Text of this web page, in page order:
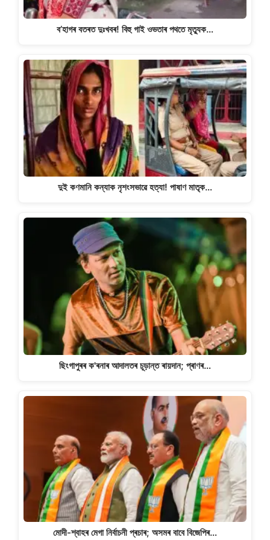
ব’হাগৰ বতৰত দুঃখবৰ! বিহু গাই ওভতাৰ পথতে মৃত্যুক…
দুই কণমানি কন্যাক নৃশংসভাৱে হত্যা! পাষাণ মাতৃক…
ছিংগাপুৰৰ ক'ৰনাৰ আদালতৰ চূড়ান্ত ৰায়দান; প্ৰাণৰ…
মোদী-শ্বাহৰ মেগা নিৰ্বাচনী প্ৰচাৰ; অসমৰ বাবে বিজেপিৰ…